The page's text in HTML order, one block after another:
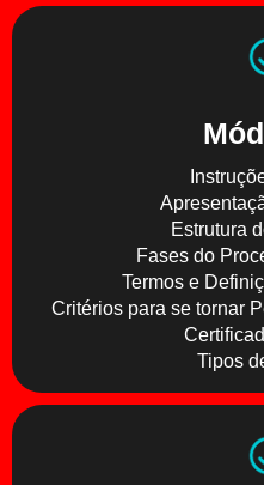
Estrutura
Fases do
Termos e
Critérios para se tornar
Tipos